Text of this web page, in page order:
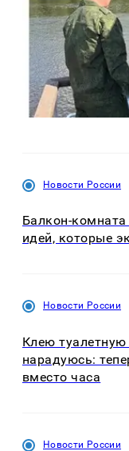
Новости России
Балкон-
идей, которые
Новости России
Клею туалетную
нарадуюсь:
вместо часа
Новости России